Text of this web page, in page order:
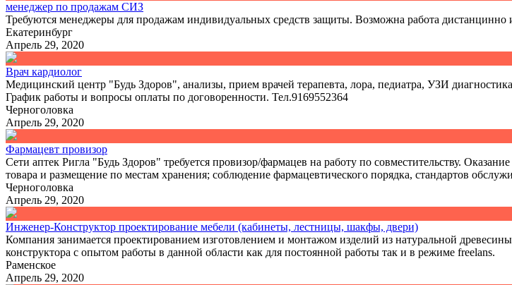
менеджер по продажам СИЗ
Требуются менеджеры для продажам индивидуальных средств защиты. Возможна работа дистанцинно
Екатеринбург
Апрель 29, 2020
Врач кардиолог
Медицинский центр "Будь Здоров", анализы, прием врачей терапевта, лора, педиатра, УЗИ
График работы и вопросы оплаты по договоренности. Тел.9169552364
Черноголовка
Апрель 29, 2020
Фармацевт провизор
Сети аптек Ригла "Будь Здоров" требуется провизор/фармацев на работу по совместительству.
товара и размещение по местам хранения; соблюдение фармацевтического порядка, стандартов
Черноголовка
Апрель 29, 2020
Инженер-Конструктор проектирование мебели (кабинеты, лестницы, шакфы, двери)
Компания занимается проектированием изготовлением и монтажом изделий из натуральной
конструктора с опытом работы в данной области как для постоянной работы так и в режиме freelans.
Раменское
Апрель 29, 2020